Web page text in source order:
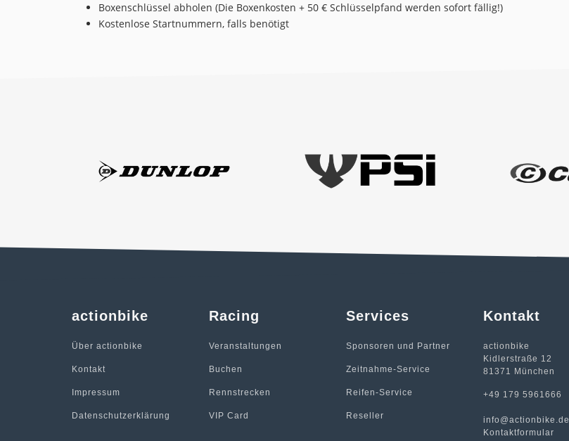
Boxenschlüssel abholen (Die Boxenkosten + 50 € Schlüsselpfand werden sofort fällig!)
Kostenlose Startnummern, falls benötigt
actionbike
Über actionbike
Kontakt
Impressum
Datenschutzerklärung
Racing
Veranstaltungen
Buchen
Rennstrecken
VIP Card
Services
Sponsoren und Partner
Zeitnahme-Service
Reifen-Service
Reseller
Kontakt
actionbike
Kidlerstraße 12
81371 München
+49 179 5961666
info@actionbike.de
Kontaktformular